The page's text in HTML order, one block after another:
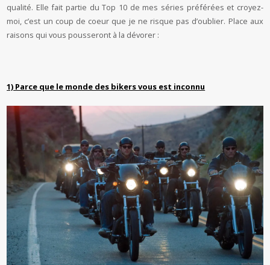
qualité. Elle fait partie du Top 10 de mes séries préférées et croyez-
moi, c’est un coup de coeur que je ne risque pas d’oublier. Place aux
raisons qui vous pousseront à la dévorer :
1) Parce que le monde des bikers vous est inconnu